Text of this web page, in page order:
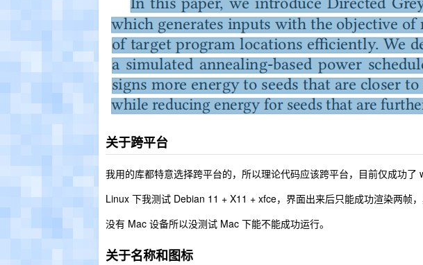
关于跨平台
我用的库都特意选择跨平台的，所以理论代码应该跨平台，目前仅成功了
Linux 下我测试 Debian 11 + X11 + xfce，界面出来后只能成功渲染两帧
没有 Mac 设备所以没测试 Mac 下能不能成功运行。
关于名称和图标